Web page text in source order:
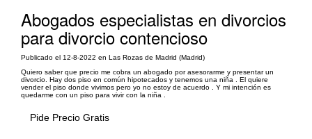
Abogados especialistas en divorcios
para divorcio contencioso
Publicado el 12-8-2022 en Las Rozas de Madrid (Madrid)
Quiero saber que precio me cobra un abogado por asesorarme y presentar un
divorcio. Hay dos piso en común hipotecados y tenemos una niña . El quiere
vender el piso donde vivimos pero yo no estoy de acuerdo . Y mi intención es
quedarme con un piso para vivir con la niña .
Pide Precio Gratis